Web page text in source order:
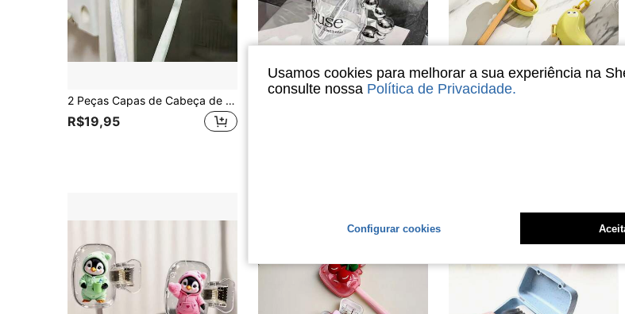
2 Peças Capas de Cabeça de Escova de Dentes de Gato Preto Fofo, Inclui Caixa de Armazenamento e Suporte Protetor de Escova de Dentes, Acessório de Banheiro Ideal para Casa, Viagem de Negócios e Viagem ao Ar Livre, Caixa de Armazenamento de Escova de Dentes Portátil, Cuidados Diários com a Escova de Dentes, Capa de Escova de Dentes Decorativa com Tema Animal, Solução de Armazenamento Compacta
R$19,95
Usamos cookies para melhorar a sua experiência na
consulte nossa Política de Privacidade.
Configurar cookies